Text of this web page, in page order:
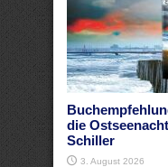
die
Schiller
3. August 2026